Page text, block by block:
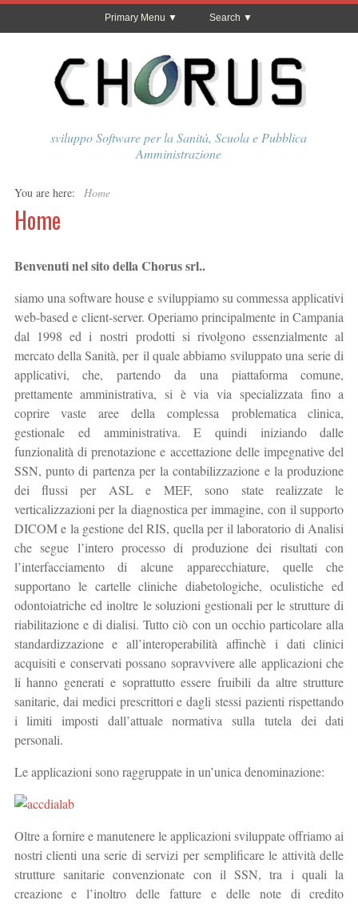
Primary Menu Search
sviluppo Software per la Sanità, Scuola e Pubblica
Amministrazione
You are here: Home
Home
Benvenuti nel sito della Chorus srl..
siamo una software house e sviluppiamo su commessa applicativi
web-based e client-server. Operiamo principalmente in Campania
dal 1998 ed i nostri prodotti si rivolgono essenzialmente al
mercato della Sanità, per il quale abbiamo sviluppato una serie di
applicativi, che, partendo da una piattaforma comune,
prettamente amministrativa, si è via via specializzata fino a
coprire vaste aree della complessa problematica clinica,
gestionale ed amministrativa. E quindi iniziando dalle
funzionalità di prenotazione e accettazione delle impegnative del
SSN, punto di partenza per la contabilizzazione e la produzione
dei flussi per ASL e MEF, sono state realizzate le
verticalizzazioni per la diagnostica per immagine, con il supporto
DICOM e la gestione del RIS, quella per il laboratorio di Analisi
che segue l’intero processo di produzione dei risultati con
l’interfacciamento di alcune apparecchiature, quelle che
supportano le cartelle cliniche diabetologiche, oculistiche ed
odontoiatriche ed inoltre le soluzioni gestionali per le strutture di
riabilitazione e di dialisi. Tutto ciò con un occhio particolare alla
standardizzazione e all’interoperabilità affinchè i dati clinici
acquisiti e conservati possano sopravvivere alle applicazioni che
li hanno generati e soprattutto essere fruibili da altre strutture
sanitarie, dai medici prescrittori e dagli stessi pazienti rispettando
i limiti imposti dall’attuale normativa sulla tutela dei dati
personali.
Le applicazioni sono raggruppate in un’unica denominazione:
Oltre a fornire e manutenere le applicazioni sviluppate offriamo ai
nostri clienti una serie di servizi per semplificare le attività delle
strutture sanitarie convenzionate con il SSN, tra i quali la
creazione e l’inoltro delle fatture e delle note di credito